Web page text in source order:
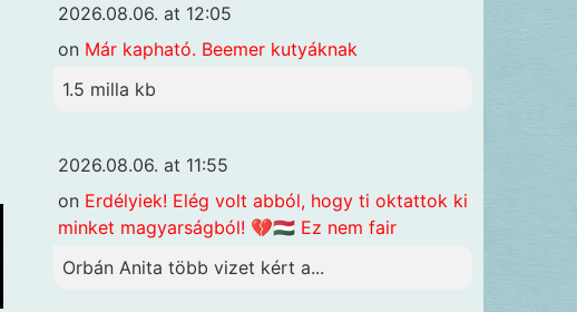
2026.08.06. at 12:05
on Már kapható. Beemer kutyáknak
1.5 milla kb
2026.08.06. at 11:55
on Erdélyiek! Elég volt abból, hogy ti oktattok ki
minket magyarságból! 💔🇭🇺 Ez nem fair
Orbán Anita több vizet kért a...